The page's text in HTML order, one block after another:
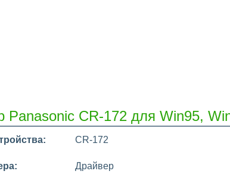
Panasonic CR-172 для Win95,
CR-172
Драйвер